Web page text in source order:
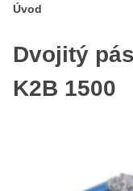
Úvod
Dvojitý
K2B 1500